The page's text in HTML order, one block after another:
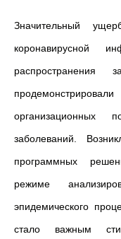
Значительный
коронавирусной
распространения
организационных
заболеваний.
программных
режиме
эпидемического
стало важным